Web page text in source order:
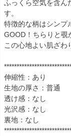
ふっくら空気を含ん
す。
特徴的な柄はシンプ
GOOD！ちらりと覗
この心地よい肌ざわ
伸縮性：あり
生地の厚さ：普通
透け感：なし
光沢感：なし
裏地：なし